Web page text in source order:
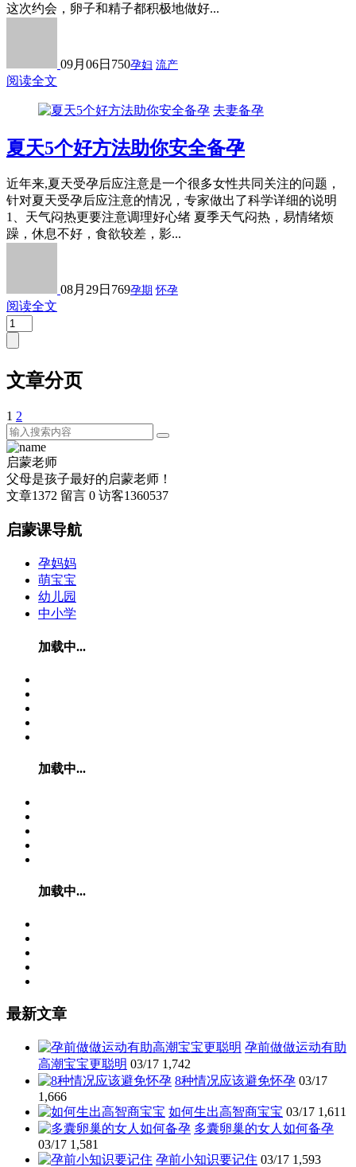
这次约会，卵子和精子都积极地做好...
09月06日 750孕妇 流产
阅读全文
夫妻备孕
夏天5个好方法助你安全备孕
近年来,夏天受孕后应注意是一个很多女性共同关注的问题，
针对夏天受孕后应注意的情况，专家做出了科学详细的说明
1、天气闷热更要注意调理好心绪 夏季天气闷热，易情绪烦
躁，休息不好，食欲较差，影...
08月29日 769孕期 怀孕
阅读全文
文章分页
1 2
启蒙老师
父母是孩子最好的启蒙老师！
文章1372 留言 0 访客1360537
启蒙课导航
孕妈妈
萌宝宝
幼儿园
中小学
加载中...
加载中...
加载中...
最新文章
孕前做做运动有助
高潮宝宝更聪明 03/17 1,742
8种情况应该避免怀孕 03/17
1,666
如何生出高智商宝宝 03/17 1,611
多囊卵巢的女人如何备孕
03/17 1,581
孕前小知识要记住 03/17 1,593